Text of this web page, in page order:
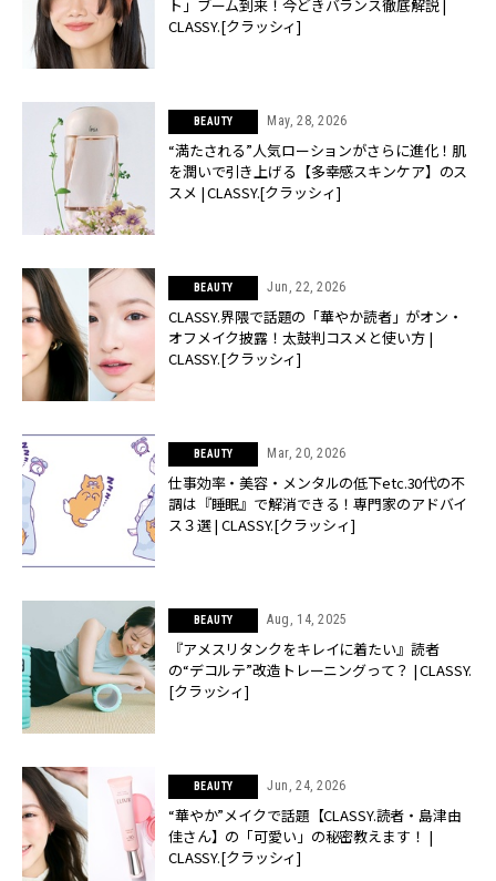
ト」ブーム到来！今どきバランス徹底解説 |
CLASSY.[クラッシィ]
BEAUTY May, 28, 2026
“満たされる”人気ローションがさらに進化！肌
を潤いで引き上げる【多幸感スキンケア】のス
スメ | CLASSY.[クラッシィ]
BEAUTY Jun, 22, 2026
CLASSY.界隈で話題の「華やか読者」がオン・
オフメイク披露！太鼓判コスメと使い方 |
CLASSY.[クラッシィ]
BEAUTY Mar, 20, 2026
仕事効率・美容・メンタルの低下etc.30代の不
調は『睡眠』で解消できる！専門家のアドバイ
ス３選 | CLASSY.[クラッシィ]
BEAUTY Aug, 14, 2025
『アメスリタンクをキレイに着たい』読者
の“デコルテ”改造トレーニングって？ | CLASSY.
[クラッシィ]
BEAUTY Jun, 24, 2026
“華やか”メイクで話題【CLASSY.読者・島津由
佳さん】の「可愛い」の秘密教えます！ |
CLASSY.[クラッシィ]